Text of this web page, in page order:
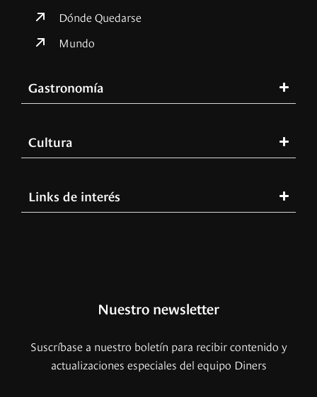
Dónde Quedarse
Mundo
Gastronomía
Cultura
Links de interés
Nuestro newsletter
Suscríbase a nuestro boletín para recibir contenido y
actualizaciones especiales del equipo Diners